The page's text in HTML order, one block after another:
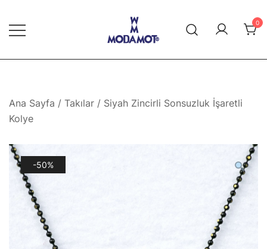
content
Modamot E-Ticaret
0
Ana Sayfa / Takılar / Siyah Zincirli Sonsuzluk İşaretli
Kolye
-50%